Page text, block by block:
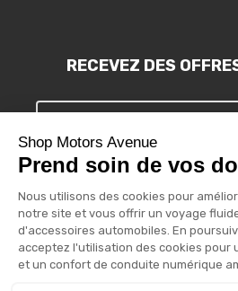
RECEVEZ DES
Vous pouvez vous désinscrire à tout
cela nos informations de contact
du site.